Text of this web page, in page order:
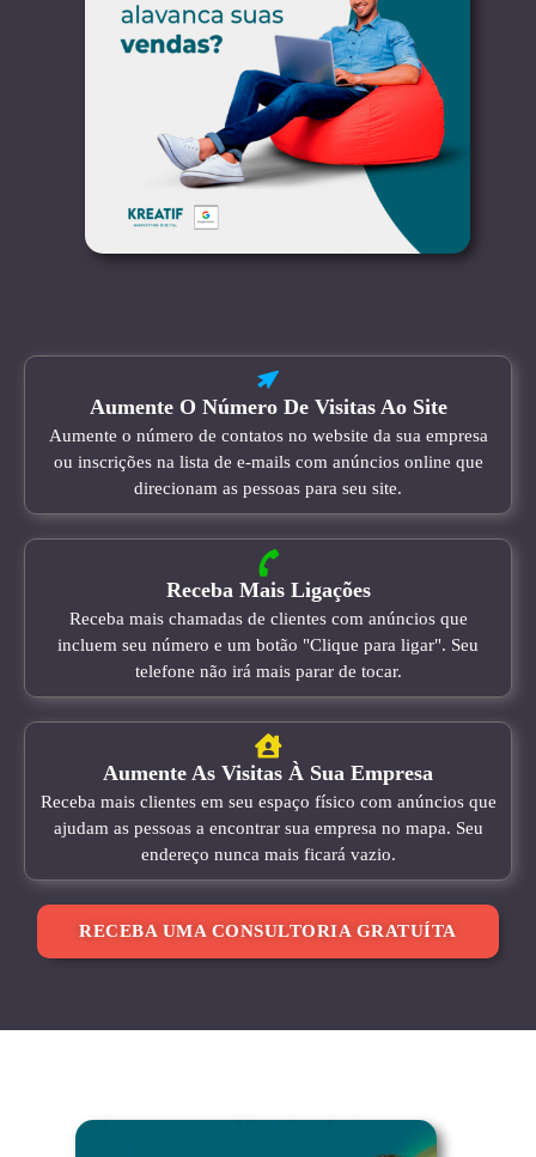
Aumente O Número De Visitas Ao Site
Aumente o número de contatos no website da sua empresa
ou inscrições na lista de e-mails com anúncios online que
direcionam as pessoas para seu site.
Receba Mais Ligações
Receba mais chamadas de clientes com anúncios que
incluem seu número e um botão "Clique para ligar". Seu
telefone não irá mais parar de tocar.
Aumente As Visitas À Sua Empresa
Receba mais clientes em seu espaço físico com anúncios que
ajudam as pessoas a encontrar sua empresa no mapa. Seu
endereço nunca mais ficará vazio.
RECEBA UMA CONSULTORIA GRATUÍTA